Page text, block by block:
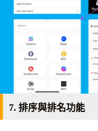
7. 排序與排名功能